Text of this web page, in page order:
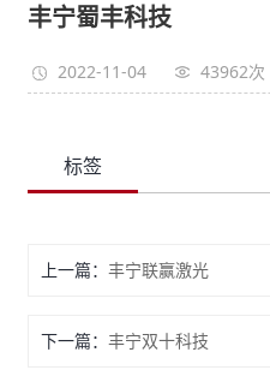
丰宁蜀丰科技
2022-11-04 43962次
标签
上一篇 丰宁联赢激光
下一篇 丰宁双十科技